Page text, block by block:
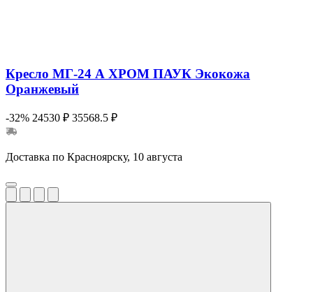
Кресло МГ-24 А ХРОМ ПАУК Экокожа
Оранжевый
-32% 24530 ₽ 35568.5 ₽
Доставка по Красноярску, 10 августа